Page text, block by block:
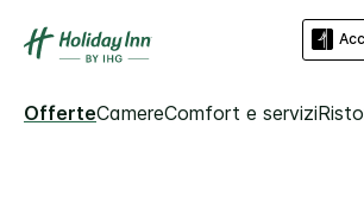
OfferteCamereComfort e servizi